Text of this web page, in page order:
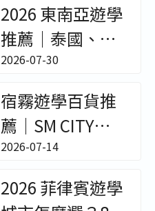
2026 東南亞遊學
推薦｜泰國、越
南、峇里島冬夏
令營與成人遊學
全攻略 - 非凡遊學
2026-07-30
宿霧遊學百貨推
薦｜SM CITY
MALL & SM
Seaside City｜百
貨位置/樓層環境/
2026-07-14
2026 菲律賓遊學